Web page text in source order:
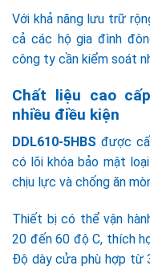
Với khả năng lưu trữ
cả các hộ gia đình
công ty cần kiểm soát
Chất liệu cao
nhiều điều kiện
DDL610-5HBS được
có lõi khóa bảo mật
chịu lực và chống ăn
Thiết bị có thể vận
20 đến 60 độ C, thích
Độ dày cửa phù hợp từ